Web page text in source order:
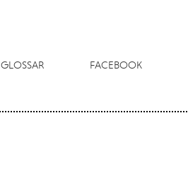
GLOSSAR FACEBOOK